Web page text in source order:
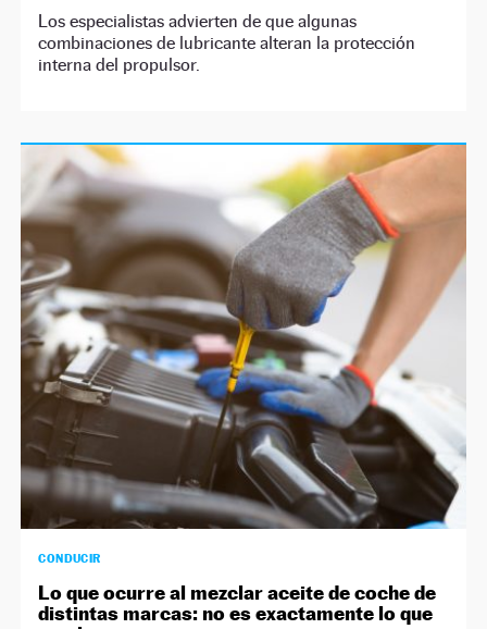
Los especialistas advierten de que algunas
combinaciones de lubricante alteran la protección
interna del propulsor.
CONDUCIR
Lo que ocurre al mezclar aceite de coche de
distintas marcas: no es exactamente lo que